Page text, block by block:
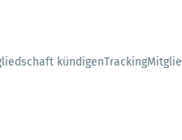
kündigenTracking